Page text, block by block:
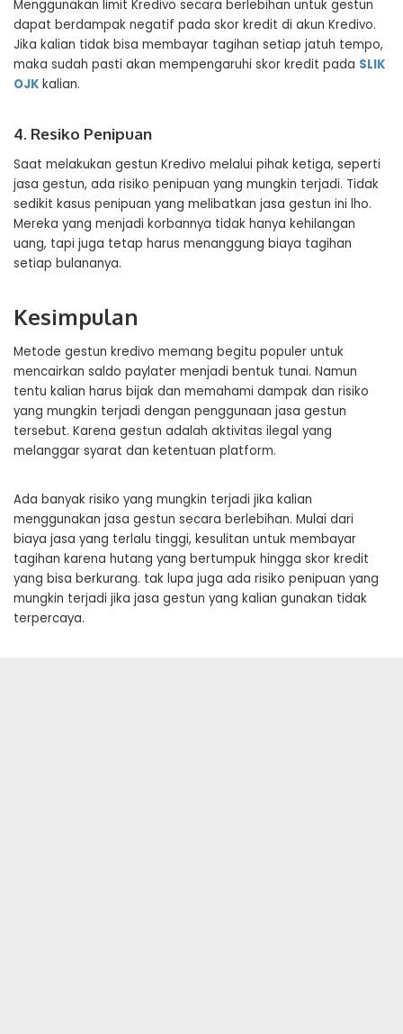
Menggunakan limit Kredivo secara berlebihan untuk gestun
dapat berdampak negatif pada skor kredit di akun Kredivo.
Jika kalian tidak bisa membayar tagihan setiap jatuh tempo,
maka sudah pasti akan mempengaruhi skor kredit pada SLIK
OJK kalian.
4. Resiko Penipuan
Saat melakukan gestun Kredivo melalui pihak ketiga, seperti
jasa gestun, ada risiko penipuan yang mungkin terjadi. Tidak
sedikit kasus penipuan yang melibatkan jasa gestun ini lho.
Mereka yang menjadi korbannya tidak hanya kehilangan
uang, tapi juga tetap harus menanggung biaya tagihan
setiap bulananya.
Kesimpulan
Metode gestun kredivo memang begitu populer untuk
mencairkan saldo paylater menjadi bentuk tunai. Namun
tentu kalian harus bijak dan memahami dampak dan risiko
yang mungkin terjadi dengan penggunaan jasa gestun
tersebut. Karena gestun adalah aktivitas ilegal yang
melanggar syarat dan ketentuan platform.
Ada banyak risiko yang mungkin terjadi jika kalian
menggunakan jasa gestun secara berlebihan. Mulai dari
biaya jasa yang terlalu tinggi, kesulitan untuk membayar
tagihan karena hutang yang bertumpuk hingga skor kredit
yang bisa berkurang. tak lupa juga ada risiko penipuan yang
mungkin terjadi jika jasa gestun yang kalian gunakan tidak
terpercaya.